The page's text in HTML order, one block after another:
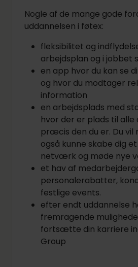
Nogle af de mange gode
uddannelsen i føtex:
fleksibilitet og
arbejdsplan og i jobbet
en app hvor du kan se
og hvor du modtager
information
en arbejdsplads med
hvor der er plads til
præcis den du er. Du vil
også kunne skabe dig
netværk og møde nye
et hav af
personalerabatter,
festlige events.
efter endt uddannelse
fremragende
fortsætte din karriere
Group